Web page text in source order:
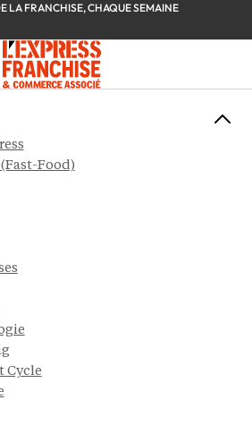
LA FRANCHISE, CHAQUE SEMAINE
Food)
Cycle